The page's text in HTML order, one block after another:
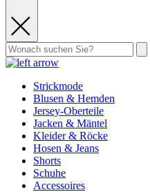
Strickmode
Blusen & Hemden
Jersey-Oberteile
Jacken & Mäntel
Kleider & Röcke
Hosen & Jeans
Shorts
Schuhe
Accessoires